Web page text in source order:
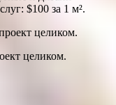
$100 за 1 м².
целиком.